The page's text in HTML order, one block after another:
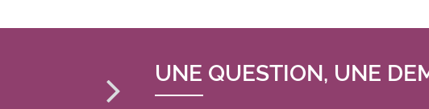
UNE QUESTION, UNE